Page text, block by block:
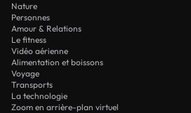
Nature
Personnes
Amour & Relations
Le fitness
Vidéo aérienne
Alimentation et boissons
Voyage
Transports
La technologie
Zoom en arrière-plan virtuel